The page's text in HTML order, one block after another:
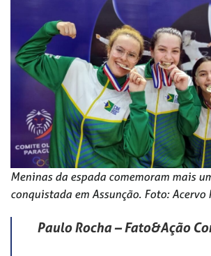
Meninas da espada comemoram mais
conquistada em Assunção. Foto: Acervo
Paulo Rocha – Fato&Ação